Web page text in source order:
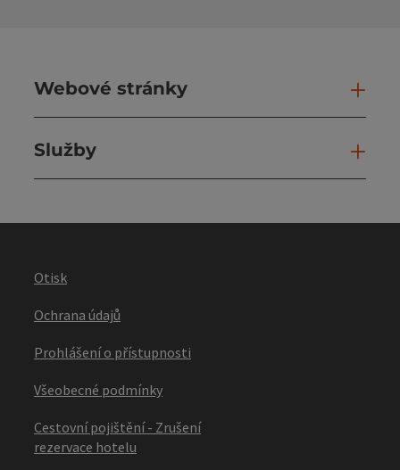
Webové stránky
Služby
Otisk
Ochrana údajů
Prohlášení o přístupnosti
Všeobecné podmínky
Cestovní pojištění - Zrušení
rezervace hotelu